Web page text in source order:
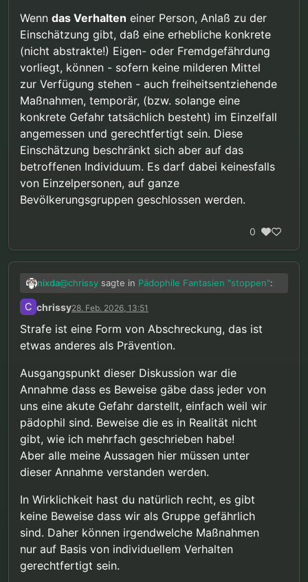
Prävention trifft natürlich per Definition Personen
die sich noch nichts zu schulden haben kommen
lassen. Eine Bombe wird entschärft sobald die
Gefahr erkannt wurde, nicht nachdem sie
explodiert ist.
Wenn das Verhalten einer Person, Anlaß zu der
Einschätzung gibt, daß eine erhebliche konkrete
(nicht abstrakte!) Eigen- oder Fremdgefährdung
vorliegt, können - sofern keine milderen Mittel
zur Verfügung stehen - auch freiheitsentziehende
Maßnahmen, temporär, (bzw. solange eine
konkrete Gefahr tatsächlich besteht) im Einzelfall
angemessen und gerechtfertigt sein. Diese
Einschätzung beschränkt sich aber auf das
betroffenen Individuum. Es darf dabei keinesfalls
von Einzelpersonen, auf ganze
Bevölkerungsgruppen geschlossen werden.
0
nixda@chrissy sagte in Pädophile Fantasien "stoppen":
Personen die sich noch nichts zu schulden
haben kommen lassen.”
Nicht unbedingt. Auch Strafe wäre eine Form der
@chrissysagte in Pädophile Fantasien "stoppen"
“Wenn von einer Person …”
Da kommen wir der Sache schon näher.
störte mich v. a. an der Aussage:“… jeder von uns
…”.
Wenndas Verhalteneiner Person, Anlaß zu der
(nicht abstrakte!) Eigen- oder Fremdgefährdung
vorliegt, können - sofern keine milderen Mittel zur
Verfügung stehen - auch freiheitsentziehende
Maßnahmen, temporär, (bzw. solange eine
konkrete Gefahr tatsächlich besteht) im Einzelfall
angemessen und gerechtfertigt sein. Diese
Einschätzung beschränkt sich aber auf das
C chrissy28. Feb. 2026, 13:51
Strafe ist eine Form von Abschreckung, das ist
etwas anderes als Prävention.
Ausgangspunkt dieser Diskussion war die
Annahme dass es Beweise gäbe dass jeder von
uns eine akute Gefahr darstellt, einfach weil wir
pädophil sind. Beweise die es in Realität nicht
gibt, wie ich mehrfach geschrieben habe!
Aber alle meine Aussagen hier müssen unter
dieser Annahme verstanden werden.
In Wirklichkeit hast du natürlich recht, es gibt
keine Beweise dass wir als Gruppe gefährlich
sind. Daher können irgendwelche Maßnahmen
nur auf Basis von individuellem Verhalten
gerechtfertigt sein.